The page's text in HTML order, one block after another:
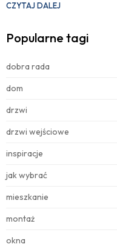
CZYTAJ DALEJ
Popularne tagi
dobra rada
dom
drzwi
drzwi wejściowe
inspiracje
jak wybrać
mieszkanie
montaż
okna